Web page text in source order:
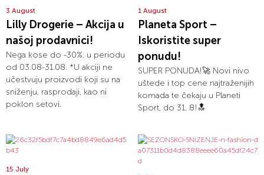
3 August
Lilly Drogerie – Akcija u
našoj prodavnici!
Nega kose do -30%. u periodu
od 03.08-31.08. *U akciji ne
učestvuju proizvodi koji su na
sniženju, rasprodaji, kao ni
poklon setovi.
1 August
Planeta Sport –
Iskoristite super
ponudu!
SUPER PONUDA!🚀 Novi nivo
uštede i top cene najtraženijih
komada te čekaju u Planeti
Sport, do 31. 8!🔝
15 July